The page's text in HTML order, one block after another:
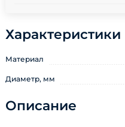
Характеристики
Материал
Диаметр, мм
Описание